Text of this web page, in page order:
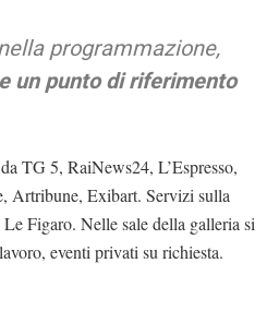
programmazione,
un punto di riferimento
TG 5, RaiNews24, L’Espresso,
Artribune, Exibart. Servizi sulla
Figaro. Nelle sale della galleria si
eventi privati su richiesta.